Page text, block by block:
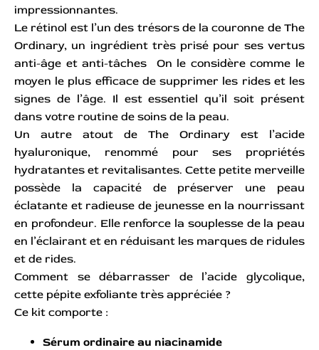
impressionnantes.
Le rétinol est l’un des trésors de la couronne de The
Ordinary, un ingrédient très prisé pour ses vertus
anti-âge et anti-tâches On le considère comme le
moyen le plus efficace de supprimer les rides et les
signes de l’âge. Il est essentiel qu’il soit présent
dans votre routine de soins de la peau.
Un autre atout de The Ordinary est l’acide
hyaluronique, renommé pour ses propriétés
hydratantes et revitalisantes. Cette petite merveille
possède la capacité de préserver une peau
éclatante et radieuse de jeunesse en la nourrissant
en profondeur. Elle renforce la souplesse de la peau
en l’éclairant et en réduisant les marques de ridules
et de rides.
Comment se débarrasser de l’acide glycolique,
cette pépite exfoliante très appréciée ?
Ce kit comporte :
Sérum ordinaire au niacinamide